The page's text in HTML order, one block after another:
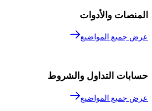
المنصات والأدوات
عرض جميع المواضيع
حسابات التداول والشروط
عرض جميع المواضيع